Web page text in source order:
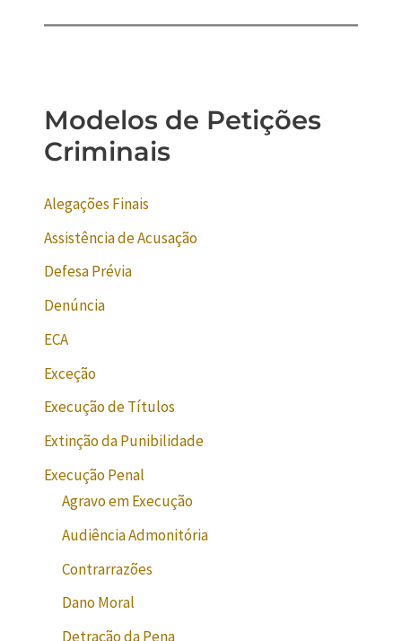
Modelos de Petições
Criminais
Alegações Finais
Assistência de Acusação
Defesa Prévia
Denúncia
ECA
Exceção
Execução de Títulos
Extinção da Punibilidade
Execução Penal
Agravo em Execução
Audiência Admonitória
Contrarrazões
Dano Moral
Detração da Pena